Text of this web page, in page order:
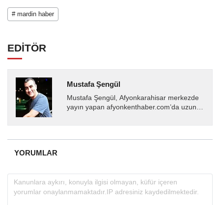
# mardin haber
EDİTÖR
Mustafa Şengül
Mustafa Şengül, Afyonkarahisar merkezde
yayın yapan afyonkenthaber.com’da uzun
almakta, haber akışı...
YORUMLAR